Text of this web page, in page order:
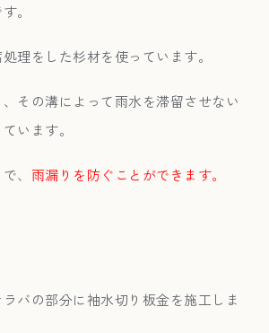
。
理をした杉材を使っています。
その溝によって雨水を滞留させない
います。
、 雨漏りを防ぐことができます。
バの部分に袖水切り板金を施工しま